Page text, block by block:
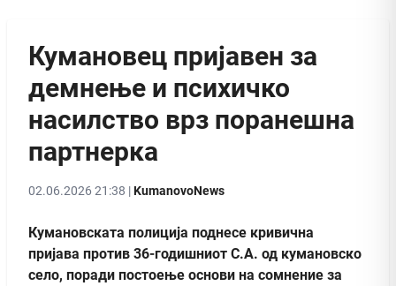
Кумановец пријавен за
демнење и психичко
насилство врз поранешна
партнерка
02.06.2026 21:38 |KumanovoNews
Кумановската полиција поднесе кривична
пријава против 36-годишниот С.А. од кумановско
село, поради постоење основи на сомнение за